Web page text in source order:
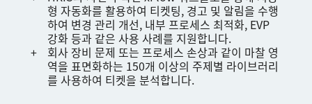
형 자동화를 활용하여 티켓팅, 경고 및 알림을 수행
하여 변경 관리 개선, 내부 프로세스 최적화, EVP
강화 등과 같은 사용 사례를 지원합니다.
회사 장비 문제 또는 프로세스 손상과 같이 마찰 영
역을 표면화하는 150개 이상의 주제별 라이브러리
를 사용하여 티켓을 분석합니다.